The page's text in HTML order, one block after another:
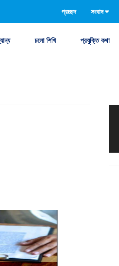
প্রচ্ছদ সংবাদ
চলো শিখি প্রযুক্তি কথা